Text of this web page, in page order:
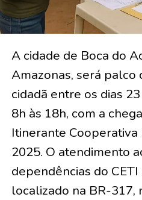
A cidade de Boca do
Amazonas, será palco
cidadã entre os dias
8h às 18h, com a
Itinerante
2025. O atendimento
dependências do
localizado na BR-317,